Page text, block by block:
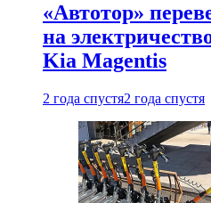
«Автотор»
на
Kia Magentis
2 года спустя2 года спустя